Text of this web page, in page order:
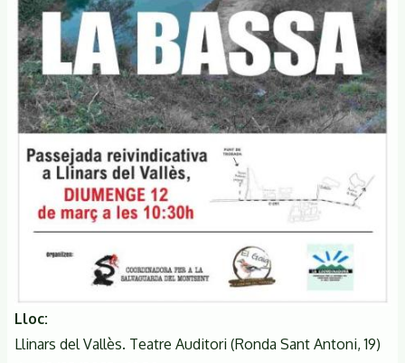
Lloc
Llinars del Vallès. Teatre Auditori (Ronda Sant Antoni, 19)